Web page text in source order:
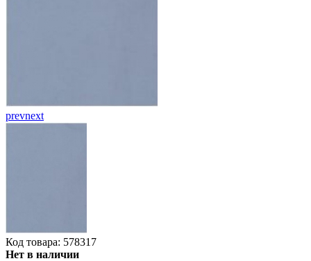
prevnext
Код товара: 578317
Нет в наличии